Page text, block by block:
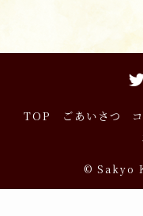
TOP ごあいさつ
© Sakyo